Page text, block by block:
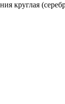
круглая